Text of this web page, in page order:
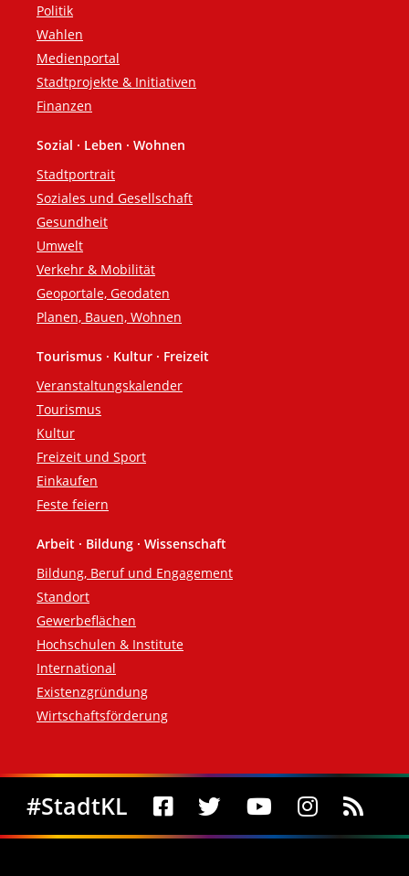
Politik
Wahlen
Medienportal
Stadtprojekte & Initiativen
Finanzen
Sozial · Leben · Wohnen
Stadtportrait
Soziales und Gesellschaft
Gesundheit
Umwelt
Verkehr & Mobilität
Geoportale, Geodaten
Planen, Bauen, Wohnen
Tourismus · Kultur · Freizeit
Veranstaltungskalender
Tourismus
Kultur
Freizeit und Sport
Einkaufen
Feste feiern
Arbeit · Bildung · Wissenschaft
Bildung, Beruf und Engagement
Standort
Gewerbeflächen
Hochschulen & Institute
International
Existenzgründung
Wirtschaftsförderung
Social Media
#StadtKL